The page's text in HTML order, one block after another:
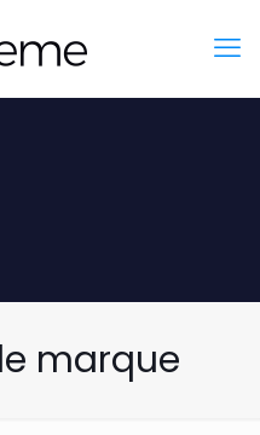
marque